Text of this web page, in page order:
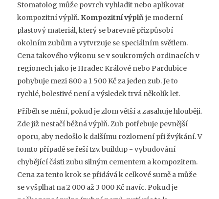
Stomatolog může povrch vyhladit nebo aplikovat
kompozitní výplň. Kompozitní výplňje moderní
plastový materiál, který se barevně přizpůsobí
okolním zubům a vytvrzuje se speciálním světlem.
Cena takového výkonu se v soukromých ordinacích v
regionech jako je Hradec Králové nebo Pardubice
pohybuje mezi 800 a 1 500 Kč za jeden zub. Je to
rychlé, bolestivé není a výsledek trvá několik let.
Příběh se mění, pokud je zlom větší a zasahuje hlouběji.
Zde již nestačí běžná výplň. Zub potřebuje pevnější
oporu, aby nedošlo k dalšímu rozlomení při žvýkání. V
tomto případě se řeší tzv. buildup - vybudování
chybějící části zubu silným cementem a kompozitem.
Cena za tento krok se přidává k celkové sumě a může
se vyšplhat na 2 000 až 3 000 Kč navíc. Pokud je